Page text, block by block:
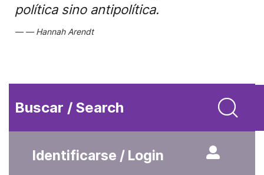
política sino antipolítica.
Hannah Arendt
Buscar / Search
Identificarse / Login